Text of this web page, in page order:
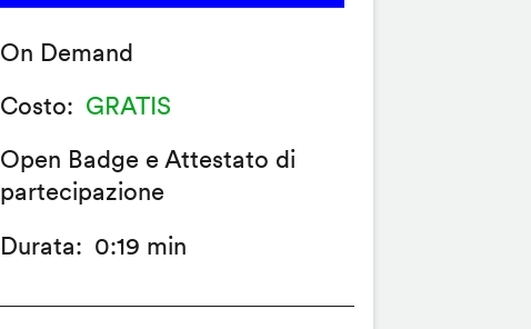
On Demand
Costo
GRATIS
Open Badge e Attestato di
partecipazione
Durata
0:19 min